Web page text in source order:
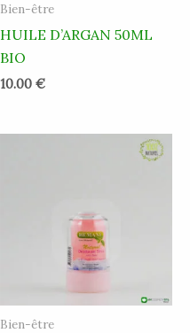
Bien-être
HUILE D’ARGAN 50ML
BIO
10.00 €
Bien-être